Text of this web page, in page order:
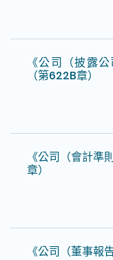
《公司（披露
（第622B章）
《公司（會計
章）
《公司（董事報